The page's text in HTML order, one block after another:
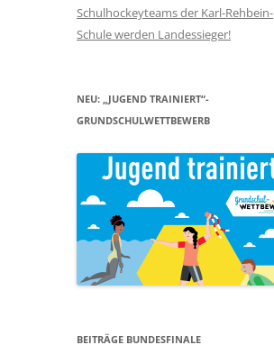
Schulhockeyteams der Karl-Rehbein-
Schule werden Landessieger!
NEU: „JUGEND TRAINIERT“-
GRUNDSCHULWETTBEWERB
BEITRÄGE BUNDESFINALE